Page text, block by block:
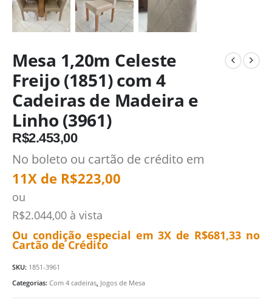
Mesa 1,20m Celeste
Freijo (1851) com 4
Cadeiras de Madeira e
Linho (3961)
R$2.453,00
No boleto ou cartão de crédito em
11X de R$223,00
ou
R$2.044,00 à vista
Ou condição especial em 3X de R$681,33 no
Cartão de Crédito
SKU: 1851-3961
Categorias: Com 4 cadeiras Jogos de Mesa